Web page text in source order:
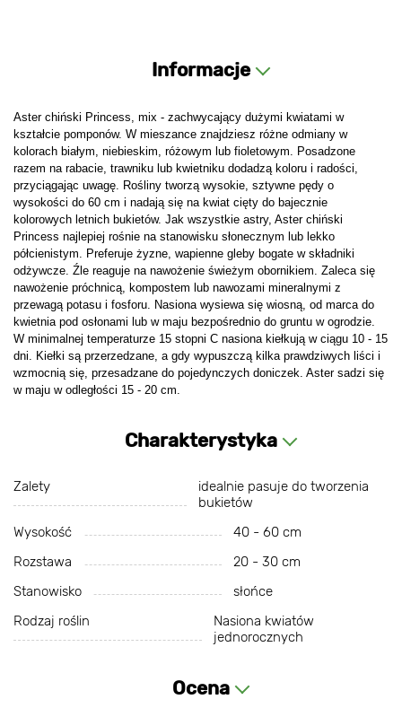
Informacje
Aster chiński Princess, mix - zachwycający dużymi kwiatami w
kształcie pomponów. W mieszance znajdziesz różne odmiany w
kolorach białym, niebieskim, różowym lub fioletowym. Posadzone
razem na rabacie, trawniku lub kwietniku dodadzą koloru i radości,
przyciągając uwagę. Rośliny tworzą wysokie, sztywne pędy o
wysokości do 60 cm i nadają się na kwiat cięty do bajecznie
kolorowych letnich bukietów. Jak wszystkie astry, Aster chiński
Princess najlepiej rośnie na stanowisku słonecznym lub lekko
półcienistym. Preferuje żyzne, wapienne gleby bogate w składniki
odżywcze. Źle reaguje na nawożenie świeżym obornikiem. Zaleca się
nawożenie próchnicą, kompostem lub nawozami mineralnymi z
przewagą potasu i fosforu. Nasiona wysiewa się wiosną, od marca do
kwietnia pod osłonami lub w maju bezpośrednio do gruntu w ogrodzie.
W minimalnej temperaturze 15 stopni C nasiona kiełkują w ciągu 10 - 15
dni. Kiełki są przerzedzane, a gdy wypuszczą kilka prawdziwych liści i
wzmocnią się, przesadzane do pojedynczych doniczek. Aster sadzi się
w maju w odległości 15 - 20 cm.
Charakterystyka
Zalety
idealnie pasuje do tworzenia
bukietów
Wysokość
40 - 60 cm
Rozstawa
20 - 30 cm
Stanowisko
słońce
Rodzaj roślin
Nasiona kwiatów
jednorocznych
Ocena